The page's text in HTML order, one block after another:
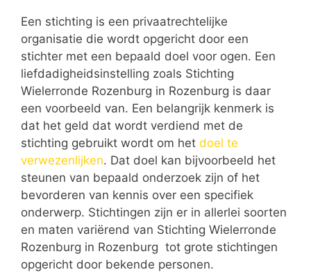
Een stichting is een privaatrechtelijke
organisatie die wordt opgericht door een
stichter met een bepaald doel voor ogen. Een
liefdadigheidsinstelling zoals Stichting
Wielerronde Rozenburg in Rozenburg is daar
een voorbeeld van. Een belangrijk kenmerk is
dat het geld dat wordt verdiend met de
stichting gebruikt wordt om het doel te
verwezenlijken. Dat doel kan bijvoorbeeld het
steunen van bepaald onderzoek zijn of het
bevorderen van kennis over een specifiek
onderwerp. Stichtingen zijn er in allerlei soorten
en maten variërend van Stichting Wielerronde
Rozenburg in Rozenburg tot grote stichtingen
opgericht door bekende personen.